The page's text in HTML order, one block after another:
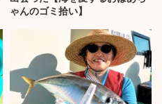
ゃんのゴミ拾い】